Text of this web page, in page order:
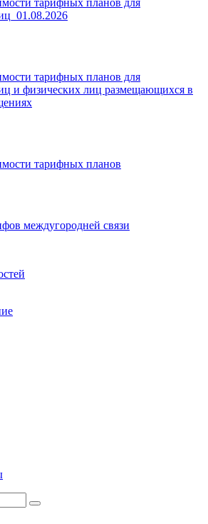
тарифных планов для
и физических лиц размещающихся в
тарифных планов
междугородней связи